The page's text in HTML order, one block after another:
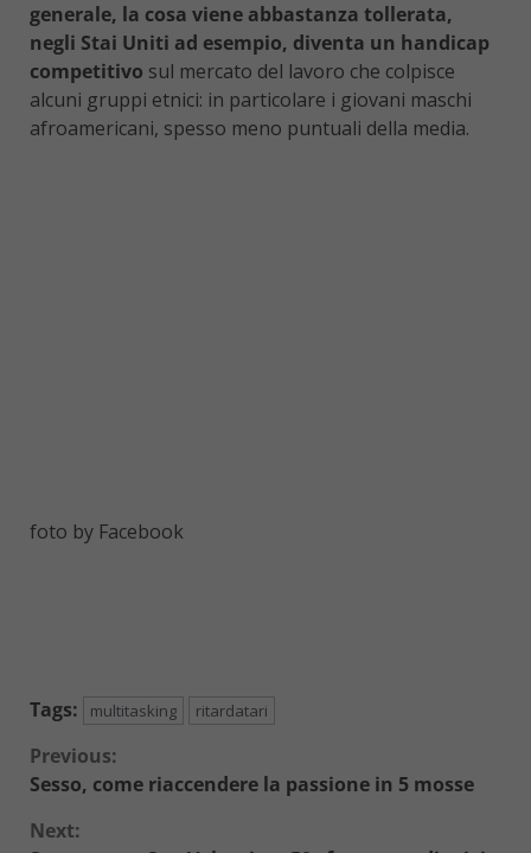
generale, la cosa viene abbastanza tollerata,
negli Stai Uniti ad esempio, diventa un handicap
competitivo sul mercato del lavoro che colpisce
alcuni gruppi etnici: in particolare i giovani maschi
afroamericani, spesso meno puntuali della media.
foto by Facebook
Tags: multitasking ritardatari
Continue
Previous:
Sesso, come riaccendere la passione in 5 mosse
Next: